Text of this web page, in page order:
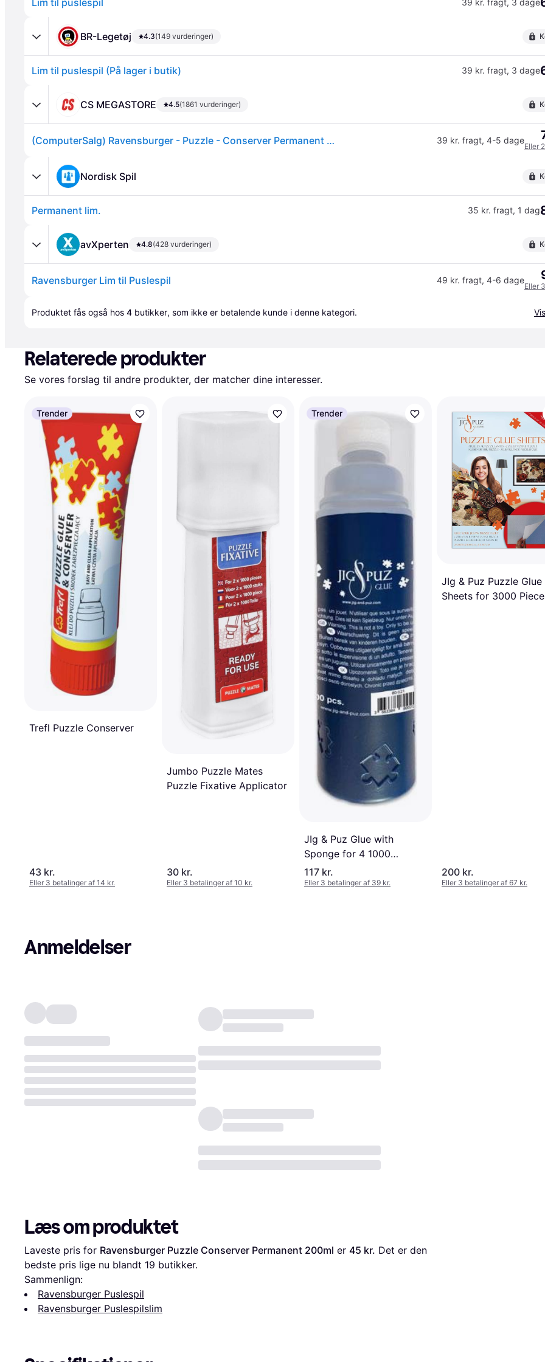
Lim til puslespil 39 kr. fragt, 3 dage
BR-Legetøj 4.3(149 vurderinger)
Lim til puslespil (På lager i butik) 39 kr. fragt, 3 dage
CS MEGASTORE 4.5(1861 vurderinger)
(ComputerSalg) Ravensburger - Puzzle - Conserver Permanent - hovedbrudstilbehør 39 kr. fragt, 4-5 dage
Eller
Nordisk Spil
Permanent lim. 35 kr. fragt, 1 dag
avXperten 4.8(428 vurderinger)
Ravensburger Lim til Puslespil 49 kr. fragt, 4-6 dage
Eller
Produktet fås også hos 4 butikker, som ikke er betalende kunde i denne kategori.
Relaterede produkter
Se vores forslag til andre produkter, der matcher dine interesser.
Trender
Trefl Puzzle Conserver
43 kr.
Eller 3 betalinger af 14 kr.
Jumbo Puzzle Mates
Puzzle Fixative Applicator
30 kr.
Eller 3 betalinger af 10 kr.
Trender
JIg & Puz Glue with
Sponge for 4 1000
Puzzles
117 kr.
Eller 3 betalinger af 39 kr.
JIg & Puz Puzzle Glue
Sheets for 3000
200 kr.
Eller 3 betalinger af 67 kr.
Anmeldelser
Læs om produktet
Laveste pris for Ravensburger Puzzle Conserver Permanent 200ml er 45 kr. Det er den
bedste pris lige nu blandt 19 butikker.
Sammenlign:
Ravensburger Puslespil
Ravensburger Puslespilslim